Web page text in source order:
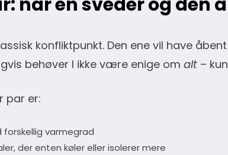
når én sveder og den
konfliktpunkt. Den ene vil have
behøver I ikke være enige om alt –
par er:
forskellig varmegrad
der enten køler eller isolerer mere